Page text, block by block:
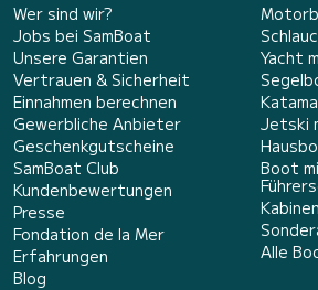
Wer sind wir?
Jobs bei SamBoat
Unsere Garantien
Vertrauen & Sicherheit
Einnahmen berechnen
Gewerbliche Anbieter
Geschenkgutscheine
SamBoat Club
Kundenbewertungen
Presse
Fondation de la Mer
Erfahrungen
Blog
Yacht
Jetski
Boot
Alle